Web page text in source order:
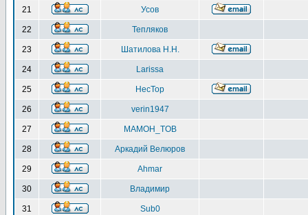
21 Усов
22 Тепляков
23 Шатилова Н.Н.
24 Larissa
25 HecTop
26 verin1947
27 MAMOH_TOB
28 Аркадий Велюров
29 Ahmar
30 Владимир
31 Sub0